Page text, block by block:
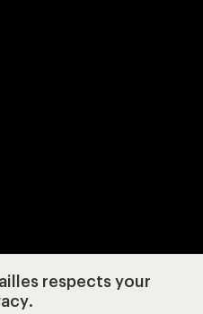
respects your